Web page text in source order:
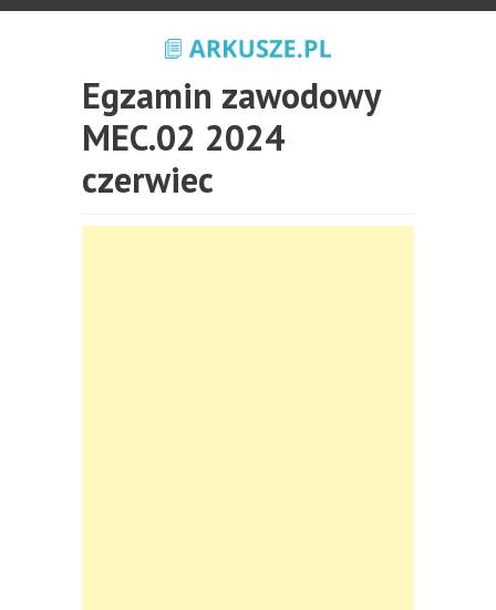
Egzamin zawodowy
MEC.02 2024
czerwiec